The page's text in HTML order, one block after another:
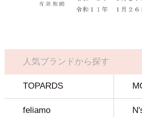
人気ブランドから探す
TOPARDS
feliamo